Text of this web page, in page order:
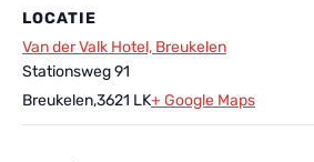
LOCATIE
Van der Valk Hotel, Breukelen
Stationsweg 91
Breukelen,3621 LK+ Google Maps